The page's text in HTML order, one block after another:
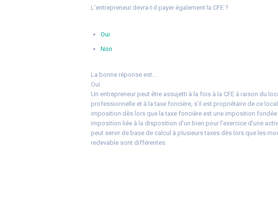
L’entrepreneur devra-t-il payer également la CFE ?
Oui
Non
La bonne réponse est…
Oui
Un entrepreneur peut être assujetti à la fois à la CFE à raison du
professionnelle et à la taxe foncière, s’il est propriétaire de ce
imposition dès lors que la taxe foncière est une imposition fondée
imposition liée à la disposition d’un bien pour l’exercice d’une
peut servir de base de calcul à plusieurs taxes dès lors que les
redevable sont différentes.